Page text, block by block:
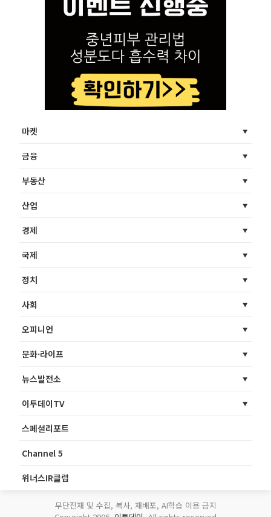
마켓
금융
부동산
산업
경제
국제
정치
사회
오피니언
문화·라이프
뉴스발전소
이투데이TV
스페셜리포트
Channel 5
위너스IR클럽
무단전재 및 수집, 복사, 재배포, AI학습 이용 금지